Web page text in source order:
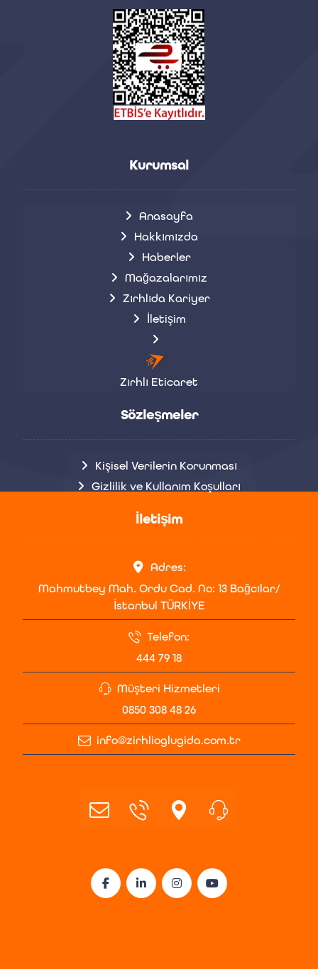
Kurumsal
Anasayfa
Hakkımızda
Haberler
Mağazalarımız
Zırhlıda Kariyer
İletişim
Zırhlı Eticaret
Sözleşmeler
Kişisel Verilerin Korunması
Gizlilik ve Kullanım Koşulları
İletişim
Adres:
Mahmutbey Mah. Ordu Cad. No: 13 Bağcılar/
İstanbul TÜRKİYE
Telefon:
444 79 18
Müşteri Hizmetleri
0850 308 48 26
info@zirhlioglugida.com.tr